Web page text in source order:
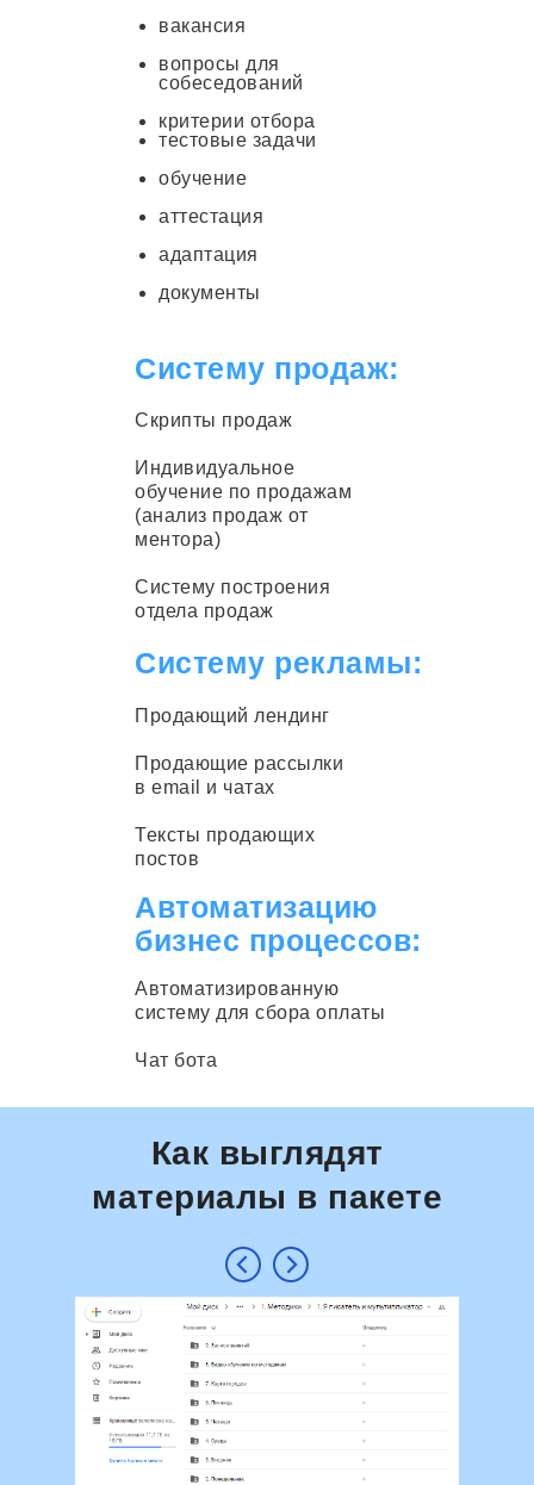
Систему рекламы:
Систему продаж:
вакансия
вопросы для
собеседований
критерии отбора
тестовые задачи
обучение
аттестация
адаптация
документы
Продающий лендинг
Продающие рассылки
в email и чатах
Тексты продающих
постов
Скрипты продаж
Индивидуальное
обучение по продажам
(анализ продаж от
ментора)
Систему построения
отдела продаж
Автоматизацию
бизнес процессов:
Автоматизированную
систему для сбора оплаты
Чат бота
Как выглядят
материалы в пакете